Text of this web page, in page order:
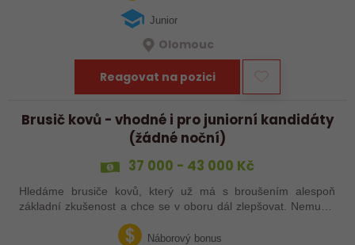
Junior
Olomouc
Reagovat na pozici
Brusič kovů - vhodné i pro juniorní kandidáty
(žádné noční)
37 000 - 43 000 Kč
Hledáme brusiče kovů, který už má s broušením alespoň
základní zkušenost a chce se v oboru dál zlepšovat. Nemusíš
být samostatný specialista s dlouholetou praxí. Důležité je,
abys už někdy pracoval…Náborový bonus